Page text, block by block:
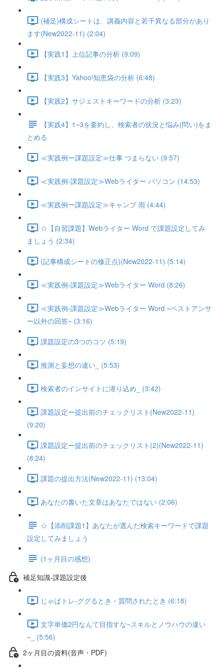
(補足)構成シートは、講義内容と若干異なる部分があり
ます(New2022-11) (2:04)
【実践1】上位記事の分析 (9:09)
【実践3】Yahoo!知恵袋の分析 (6:48)
【実践2】サジェストキーワードの分析 (3:23)
【実践4】1~3を要約し、検索者の状況と悩み(問い)をま
とめる
≪実践例ー課題設定≫仕事 つまらない (9:57)
≪実践例-課題設定≫Webライター パソコン (14:53)
≪実践例ー課題設定≫キャンプ 雨 (4:44)
☆【自習課題】Webライター Word で課題設定してみ
ましょう (2:34)
(記事構成シートの修正点)(New2022-11) (5:14)
≪実践例-課題設定≫Webライター Word (8:26)
≪実践例-課題設定≫Webライター Word ~ベストアンサ
ー以外の回答~ (3:16)
課題設定の3つのコツ (5:19)
推測と妄想の違い_ (5:53)
検索者のインサイトに潜り込め_ (3:42)
課題設定ー提出前のチェックリスト(New2022-11)
(9:20)
課題設定ー提出前のチェックリスト(2)(New2022-11)
(8:24)
課題の提出方法(New2022-11) (13:04)
あなたの書いた文章はあなたではない (2:06)
☆【添削課題1】あなたが選んだ検索キーワードで課題
設定してみましょう
(1ヶ月目の感想)
補足知識-課題設定後
じゃぱトレ-ググるとき・質問されたとき (6:18)
文字単価2円なんて目指すな~スキルとノウハウの違い
~_ (5:56)
2ヶ月目の資料(音声・PDF)